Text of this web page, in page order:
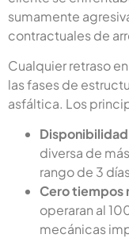
sumamente
contractuales de
Cualquier retraso
las fases de
asfáltica. Los
diversa de
rango de 3
Cero tiempos
operaran al
mecánicas